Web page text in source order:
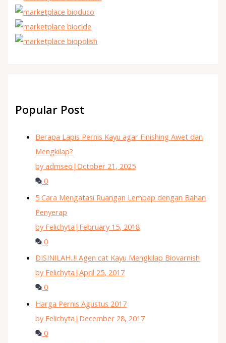
Popular Post
Berapa Lapis Pernis Kayu agar Finishing Awet dan
Mengkilap?
by admseo |October 21, 2025
0
5 Cara Mengatasi Ruangan Lembap dengan Bahan
Penyerap
by Felichyta | February 15, 2018
0
DISINILAH..!! Agen cat Kayu Mengkilap Biovarnish
by Felichyta |April 25, 2017
0
Harga Pernis Agustus 2017
by Felichyta | December 28, 2017
0